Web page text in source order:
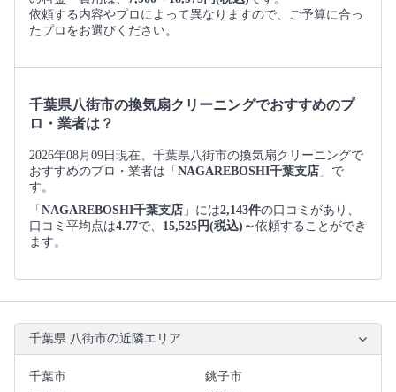
依頼する内容やプロによって異なりますので、ご予算に合っ
たプロをお選びください。
千葉県八街市の換気扇クリーニングでおすすめのプ
ロ・業者は？
2026年08月09日現在、千葉県八街市の換気扇クリーニングで
おすすめのプロ・業者は「 NAGAREBOSHI千葉支店 」で
す。
「 NAGAREBOSHI千葉支店 」には2,143件の口コミがあり、
口コミ平均点は4.77で、 15,525円(税込)～依頼することができ
ます。
千葉県 八街市の近隣エリア
千葉市
銚子市